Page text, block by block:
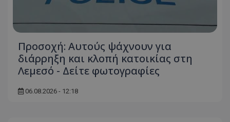
Προσοχή: Αυτούς ψάχνουν για
διάρρηξη και κλοπή κατοικίας στη
Λεμεσό - Δείτε φωτογραφίες
06.08.2026 - 12:18
VISITOR_PRIVACY_METADATA
YouTube
.youtube.com